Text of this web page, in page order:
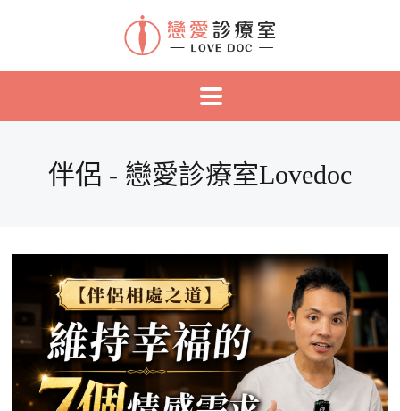
伴侶 - 戀愛診療室Lovedoc